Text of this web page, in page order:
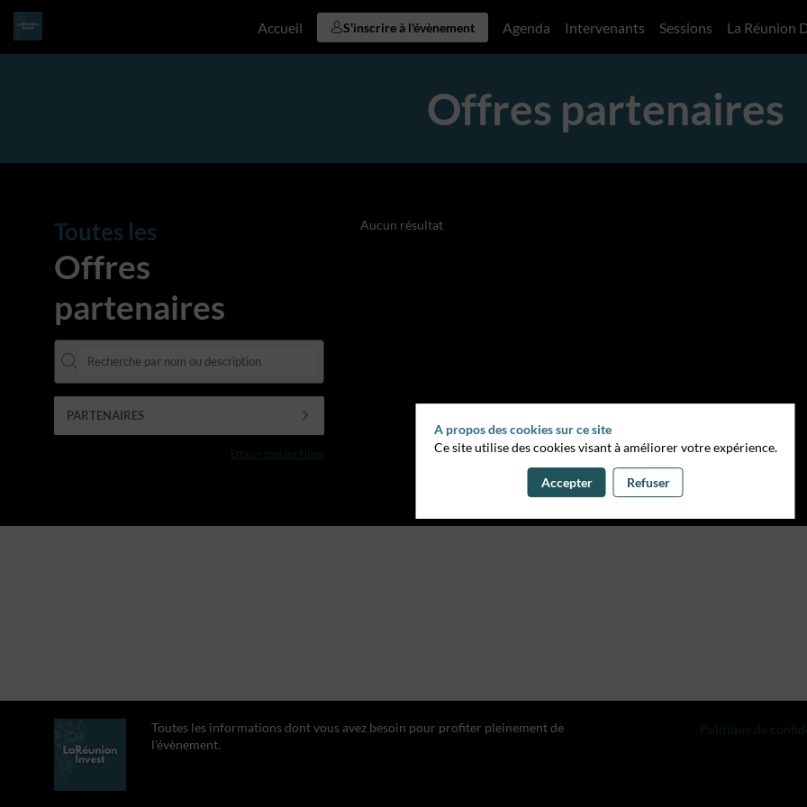
Accueil S'inscrire à l'évènement Agenda Intervenants Sessions La Réunion
Offres partenaires
Toutes les
Offres
partenaires
PARTENAIRES
Effacer tous les filtres
Aucun résultat
Toutes les informations dont vous avez besoin pour profiter pleinement de
l'évènement.
Politique de
A propos des cookies sur ce site
Ce site utilise des cookies visant à améliorer votre expérience.
Accepter Refuser